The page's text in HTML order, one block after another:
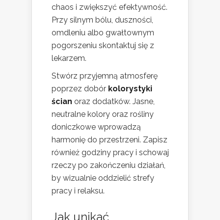
chaos i zwiększyć efektywność.
Przy silnym bólu, duszności,
omdleniu albo gwałtownym
pogorszeniu skontaktuj się z
lekarzem.
Stwórz przyjemną atmosferę
poprzez dobór kolorystyki
ścian oraz dodatków. Jasne,
neutralne kolory oraz rośliny
doniczkowe wprowadzą
harmonię do przestrzeni. Zapisz
również godziny pracy i schowaj
rzeczy po zakończeniu działań,
by wizualnie oddzielić strefy
pracy i relaksu.
Jak unikać